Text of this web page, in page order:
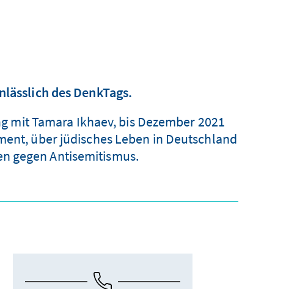
des DenkTags.
mit Tamara Ikhaev, bis Dezember 2021
über jüdisches Leben in Deutschland
gegen Antisemitismus.